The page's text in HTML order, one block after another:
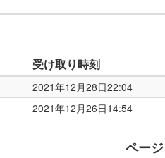
受け取り時刻
2021年12月28日22:04
2021年12月26日14:54
ページ